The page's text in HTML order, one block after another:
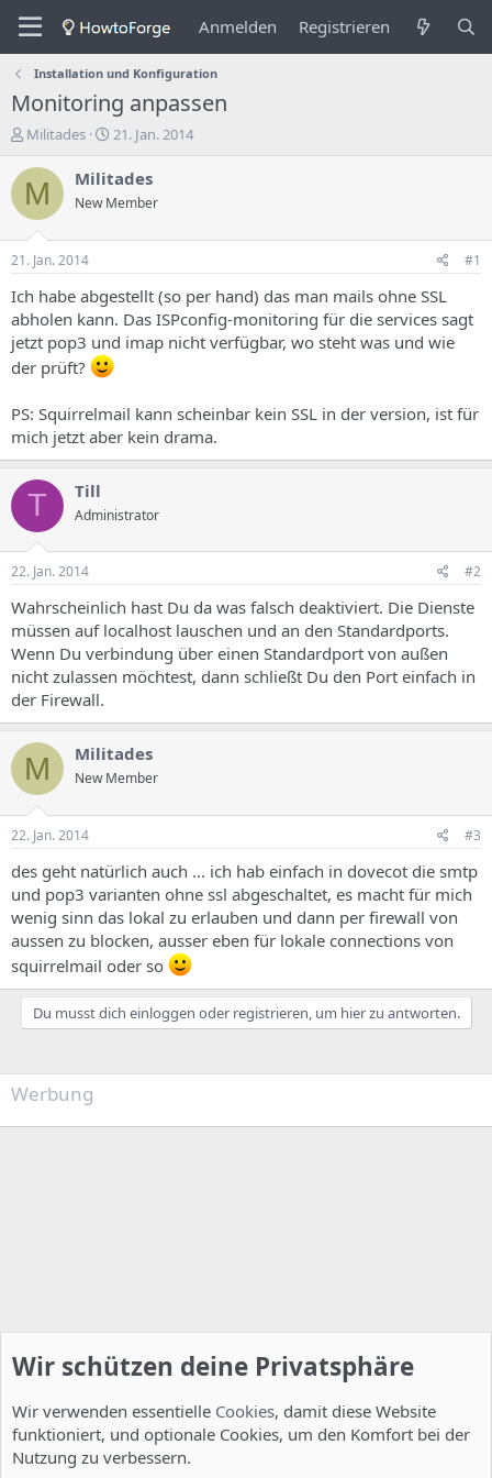
Anmelden Registrieren
Installation und Konfiguration
Monitoring anpassen
E
s
t
e
e
r
d
e
s
T
e
m
a
Militades
E
s
e
n
s
d
a
u
m
21. Jan. 2014
M Militades
New Member
21. Jan. 2014 #1
Ich habe abgestellt (so per hand) das man mails ohne SSL
abholen kann. Das ISPconfig-monitoring für die services sagt
jetzt pop3 und imap nicht verfügbar, wo steht was und wie
der prüft?
PS: Squirrelmail kann scheinbar kein SSL in der version, ist für
mich jetzt aber kein drama.
T Till
Administrator
22. Jan. 2014 #2
Wahrscheinlich hast Du da was falsch deaktiviert. Die Dienste
müssen auf localhost lauschen und an den Standardports.
Wenn Du verbindung über einen Standardport von außen
nicht zulassen möchtest, dann schließt Du den Port einfach in
der Firewall.
M Militades
New Member
22. Jan. 2014 #3
des geht natürlich auch ... ich hab einfach in dovecot die smtp
und pop3 varianten ohne ssl abgeschaltet, es macht für mich
wenig sinn das lokal zu erlauben und dann per firewall von
aussen zu blocken, ausser eben für lokale connections von
squirrelmail oder so
Du musst dich einloggen oder registrieren, um hier zu antworten.
Werbung
Wir schützen deine Privatsphäre
Wir verwenden essentielle Cookies, damit diese Website
funktioniert, und optionale Cookies, um den Komfort bei der
Nutzung zu verbessern.